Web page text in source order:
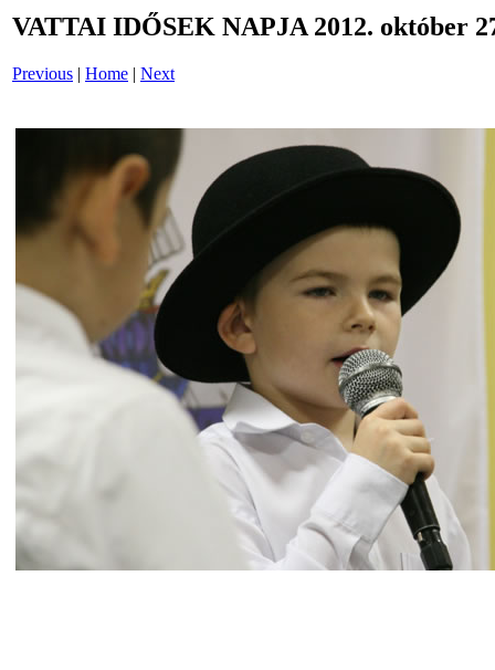
VATTAI IDŐSEK NAPJA 2012. október
Previous | Home | Next